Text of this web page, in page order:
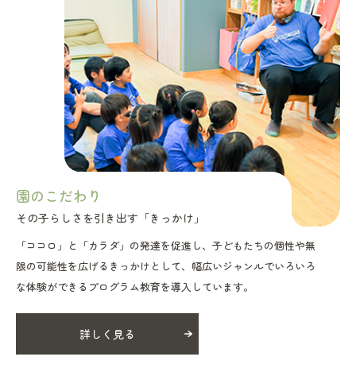
園のこだわり
その子らしさを引き出す「きっかけ」
「ココロ」と「カラダ」の発達を促進し、子どもたちの個性や無
限の可能性を広げるきっかけとして、幅広いジャンルでいろいろ
な体験ができるプログラム教育を導入しています。
詳しく見る